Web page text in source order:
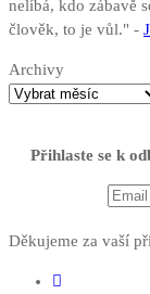
nelíbá, kdo zábavě
člověk, to je vůl." -
Archivy
Přihlaste se k
Děkujeme za vaší